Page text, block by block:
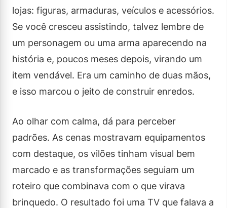
lojas: figuras, armaduras, veículos e acessórios.
Se você cresceu assistindo, talvez lembre de
um personagem ou uma arma aparecendo na
história e, poucos meses depois, virando um
item vendável. Era um caminho de duas mãos,
e isso marcou o jeito de construir enredos.
Ao olhar com calma, dá para perceber
padrões. As cenas mostravam equipamentos
com destaque, os vilões tinham visual bem
marcado e as transformações seguiam um
roteiro que combinava com o que virava
brinquedo. O resultado foi uma TV que falava a